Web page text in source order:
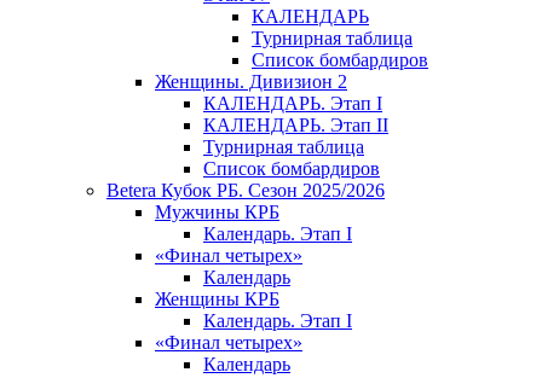
КАЛЕНДАРЬ
Турнирная таблица
Список бомбардиров
Женщины. Дивизион 2
КАЛЕНДАРЬ. Этап I
КАЛЕНДАРЬ. Этап II
Турнирная таблица
Список бомбардиров
Betera Кубок РБ. Сезон 2025/2026
Мужчины КРБ
Календарь. Этап I
«Финал четырех»
Календарь
Женщины КРБ
Календарь. Этап I
«Финал четырех»
Календарь